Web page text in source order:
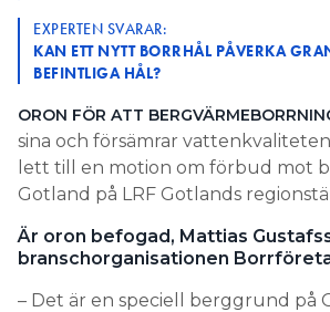
EXPERTEN SVARAR:
KAN ETT NYTT BORRHÅL PÅVERKA
BEFINTLIGA HÅL?
ORON FÖR ATT
sina och försämrar
lett till en motion om förbud mot
Gotland på LRF Gotlands
Är oron befogad, Mattias
branschorganisationen
– Det är en speciell berggrund på